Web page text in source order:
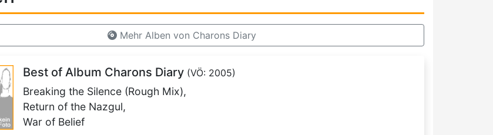
Mehr Alben von Charons Diary
Best of Album Charons Diary (VÖ: 2005)
Breaking the Silence (Rough Mix),
Return of the Nazgul,
War of Belief